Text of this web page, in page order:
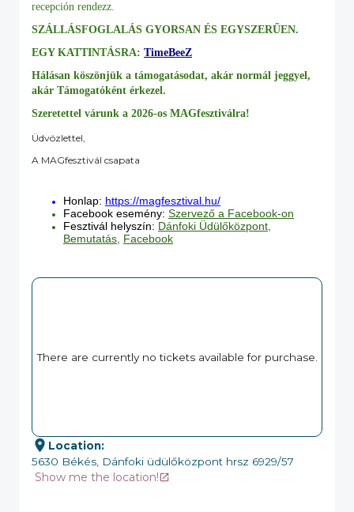
recepción rendezz.
SZÁLLÁSFOGLALÁS GYORSAN ÉS EGYSZERŰEN.
EGY KATTINTÁSRA: TimeBeeZ
Hálásan köszönjük a támogatásodat, akár normál jeggyel,
akár Támogatóként érkezel.
Szeretettel várunk a 2026-os MAGfesztiválra!
Üdvözlettel,
A MAGfesztivál csapata
Honlap: https://magfesztival.hu/
Facebook esemény: Szervező a Facebook-on
Fesztivál helyszín: Dánfoki Üdülőközpont,
Bemutatás, Facebook
There are currently no tickets available for purchase.
Location:
5630 Békés, Dánfoki üdülőközpont hrsz 6929/57
Show me the location!